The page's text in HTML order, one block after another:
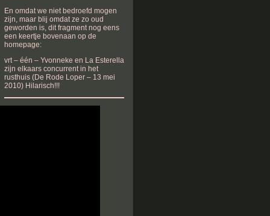
En omdat we niet bedroefd mogen
zijn, maar blij omdat ze zo oud
geworden is, dit fragment nog eens
een keertje bovenaan op de
homepage:
vrt – één – Yvonneke en La Esterella
zijn elkaars concurrent in het
rusthuis (De Rode Loper – 13 mei
2010) Hilarisch!!!